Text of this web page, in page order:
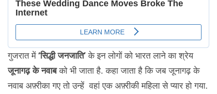
गुजरात में‘सिद्धी जनजाति’के इन लोगों को भारत लाने का श्रेय
जूनागढ़ के नवाबको भी जाता है. कहा जाता है कि जब जूनागढ़ के
नवाब अफ़्रीका गए तो उन्हें वहां एक अफ़्रीकी महिला से प्यार हो गया.